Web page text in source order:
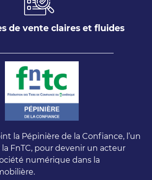
de vente claires et fluides
la Pépinière de la Confiance, l’un
FnTC, pour devenir un acteur
numérique dans la